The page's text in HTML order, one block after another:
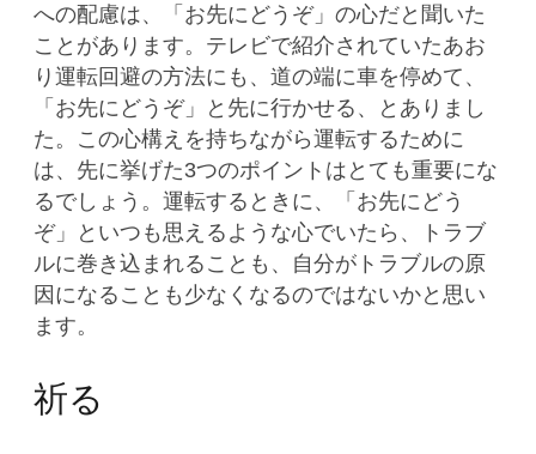
への配慮は、「お先にどうぞ」の心だと聞いた
ことがあります。テレビで紹介されていたあお
り運転回避の方法にも、道の端に車を停めて、
「お先にどうぞ」と先に行かせる、とありまし
た。この心構えを持ちながら運転するために
は、先に挙げた3つのポイントはとても重要にな
るでしょう。運転するときに、「お先にどう
ぞ」といつも思えるような心でいたら、トラブ
ルに巻き込まれることも、自分がトラブルの原
因になることも少なくなるのではないかと思い
ます。
祈る